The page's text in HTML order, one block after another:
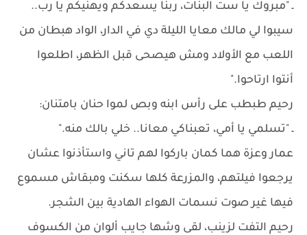
ـ "مبروك يا ست البنات، ربنا يسعدكم ويهنيكم يا رب..
سيبوا لي مالك معايا الليلة دي في الدار، الواد هبطان من
اللعب مع الأولاد ومش هيصحى قبل الظهر، اطلعوا
أنتوا ارتاحوا."
رحيم طبطب على رأس ابنه وبص لموا حنان بامتنان:
ـ "تسلمي يا أمي، تعبناكي معانا.. خلي بالك منه."
عمار وعزة هما كمان باركوا لهم تاني واستأذنوا عشان
يرجعوا فيلتهم، والمزرعة كلها سكنت ومبقاش مسموع
فيها غير صوت نسمات الهواء الهادية بين الشجر.
رحيم التفت لزينب، لقى وشها جايب ألوان من الكسوف